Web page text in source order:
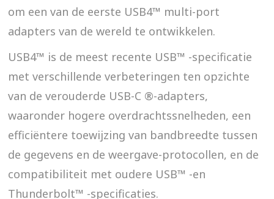
om een van de eerste USB4™ multi-port
adapters van de wereld te ontwikkelen.
USB4™ is de meest recente USB™ -specificatie
met verschillende verbeteringen ten opzichte
van de verouderde USB-C ®-adapters,
waaronder hogere overdrachtssnelheden, een
efficiëntere toewijzing van bandbreedte tussen
de gegevens en de weergave-protocollen, en de
compatibiliteit met oudere USB™ -en
Thunderbolt™ -specificaties.